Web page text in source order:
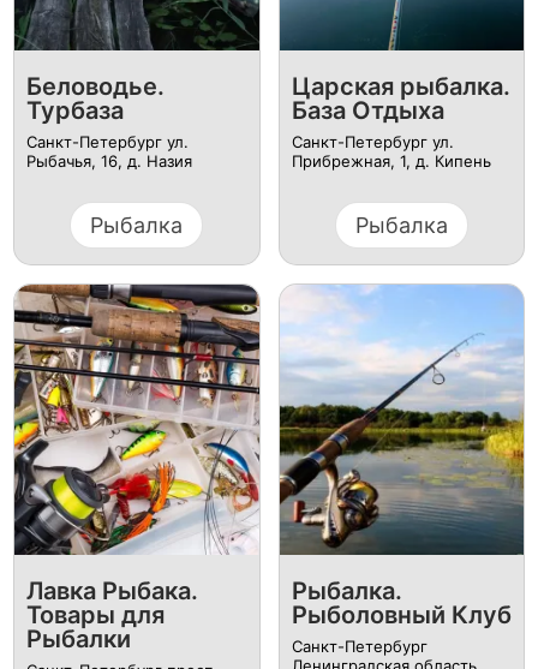
Беловодье.
Турбаза
Санкт-Петербург ул.
Рыбачья, 16, д. Назия
Рыбалка
Царская рыбалка.
База Отдыха
Санкт-Петербург ул.
Прибрежная, 1, д. Кипень
Рыбалка
Лавка Рыбака.
Товары для
Рыбалки
Рыбалка.
Рыболовный Клуб
Санкт-Петербург